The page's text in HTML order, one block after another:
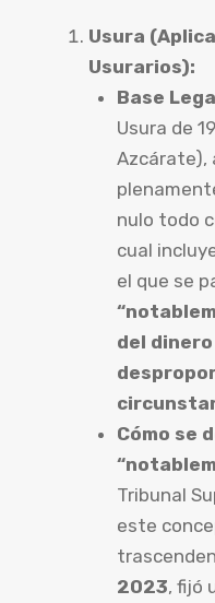
Usura
Usurarios):
Base
Usura de
Azcárate),
nulo todo
cual
el que se
del
Cómo se
Tribunal
este
2023, fijó